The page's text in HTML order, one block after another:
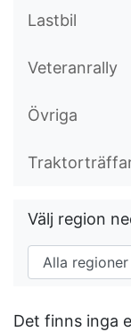
Lastbil
Veteranrally
Övriga
Välj region
Det finns inga